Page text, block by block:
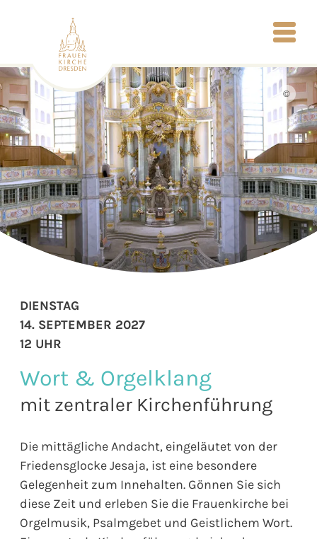
©
Wort & Orgelklang
mit zentraler Kirchenführung
Die mittägliche Andacht, eingeläutet von der
Friedensglocke Jesaja, ist eine besondere
Gelegenheit zum Innehalten. Gönnen Sie sich
diese Zeit und erleben Sie die Frauenkirche bei
Orgelmusik, Psalmgebet und Geistlichem Wort.
DIENSTAG
14. SEPTEMBER 2027
12 UHR